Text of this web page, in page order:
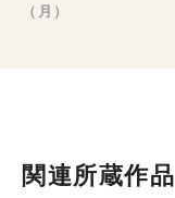
（月）
関連所蔵作品